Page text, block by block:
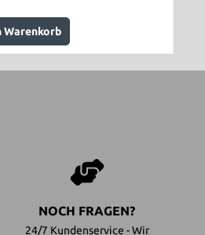
Warenkorb
NOCH FRAGEN?
24/7 Kundenservice - Wir